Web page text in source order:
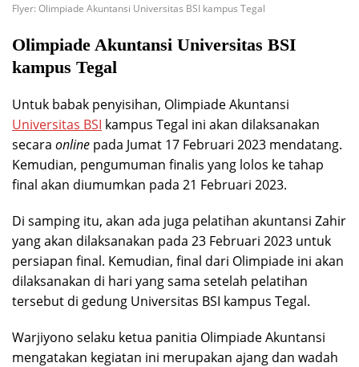
Flyer: Olimpiade Akuntansi Universitas BSI kampus Tegal
Olimpiade Akuntansi Universitas BSI
kampus Tegal
Untuk babak penyisihan, Olimpiade Akuntansi
Universitas BSI kampus Tegal ini akan dilaksanakan
secara online pada Jumat 17 Februari 2023 mendatang.
Kemudian, pengumuman finalis yang lolos ke tahap
final akan diumumkan pada 21 Februari 2023.
Di samping itu, akan ada juga pelatihan akuntansi Zahir
yang akan dilaksanakan pada 23 Februari 2023 untuk
persiapan final. Kemudian, final dari Olimpiade ini akan
dilaksanakan di hari yang sama setelah pelatihan
tersebut di gedung Universitas BSI kampus Tegal.
Warjiyono selaku ketua panitia Olimpiade Akuntansi
mengatakan kegiatan ini merupakan ajang dan wadah